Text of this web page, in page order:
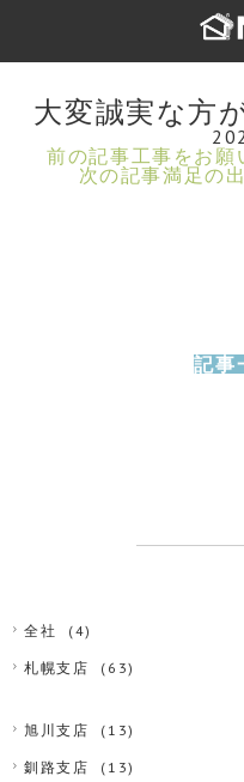
大変誠実な方
前の記事工事をお願
次の記事満足の
記事
全社 (4)
札幌支店 (63)
旭川支店 (13)
釧路支店 (13)